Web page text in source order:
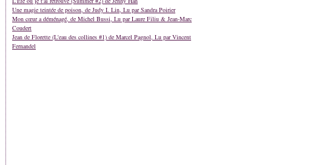
Une magie teintée de poison, de Judy I. Lin, Lu par Sandra Poirier
Mon cœur a déménagé, de Michel Bussi, Lu par Laure Filiu & Jean-Marc
Coudert
Jean de Florette (L'eau des collines #1) de Marcel Pagnol, Lu par Vincent
Fernandel